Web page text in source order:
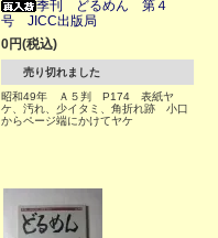
季刊 どるめん 第４
号 JICC出版局
0円(税込)
売り切れました
昭和49年 Ａ５判 P174 表紙ヤ
ケ、汚れ、少イタミ、角折れ跡 小口
からページ端にかけてヤケ